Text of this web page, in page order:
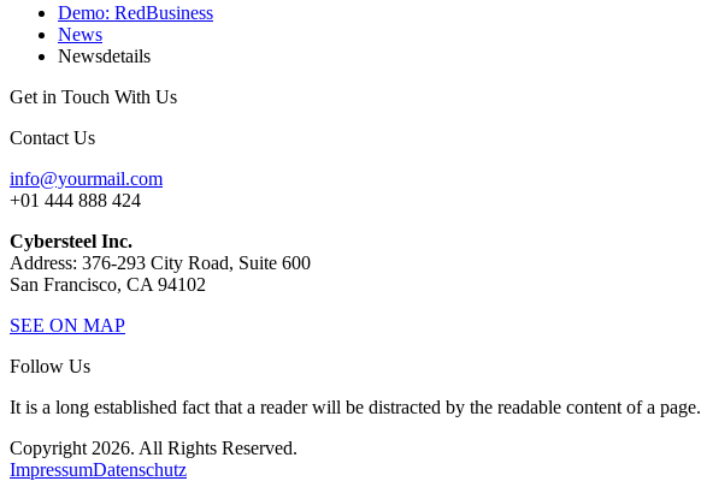
Demo: RedBusiness
News
Newsdetails
Get in Touch With Us
Contact Us
info@yourmail.com
+01 444 888 424
Cybersteel Inc.
Address: 376-293 City Road, Suite 600
San Francisco, CA 94102
SEE ON MAP
Follow Us
It is a long established fact that a reader will be distracted by the readable content of a page.
Copyright 2026. All Rights Reserved.
ImpressumDatenschutz